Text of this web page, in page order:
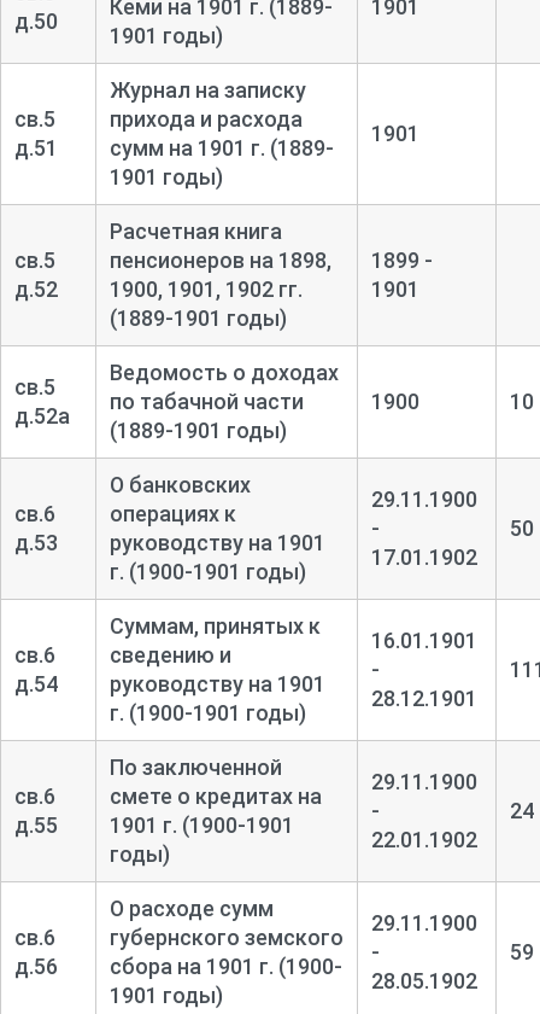
д.50
Кеми на 1901 г. (1889-
1901 годы)
1901
св.5
д.51
Журнал на записку
прихода и расхода
сумм на 1901 г. (1889-
1901 годы)
1901
св.5
д.52
Расчетная книга
пенсионеров на 1898,
1900, 1901, 1902 гг.
(1889-1901 годы)
1899 -
1901
св.5
д.52а
Ведомость о доходах
по табачной части
(1889-1901 годы)
1900 10
св.6
д.53
О банковских
операциях к
руководству на 1901
г. (1900-1901 годы)
29.11.1900
-
17.01.1902
50
св.6
д.54
Суммам, принятых к
сведению и
руководству на 1901
г. (1900-1901 годы)
16.01.1901
-
28.12.1901
св.6
д.55
По заключенной
смете о кредитах на
1901 г. (1900-1901
годы)
29.11.1900
-
22.01.1902
24
св.6
д.56
О расходе сумм
губернского земского
сбора на 1901 г. (1900-
1901 годы)
29.11.1900
-
28.05.1902
59